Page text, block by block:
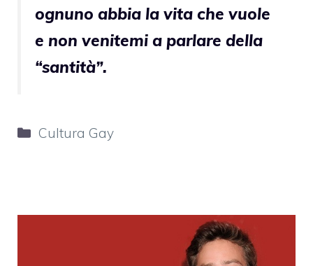
ognuno abbia la vita che vuole
e non venitemi a parlare della
“santità”.
Categorie
Cultura Gay